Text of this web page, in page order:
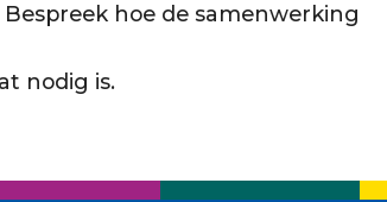
hoe de samenwerking
nodig is.